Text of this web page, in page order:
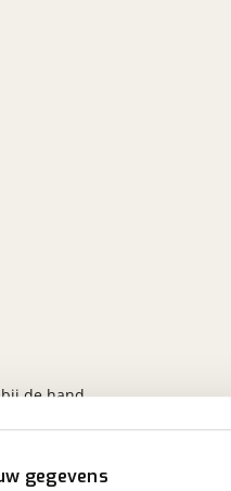
gegevens
de hand.